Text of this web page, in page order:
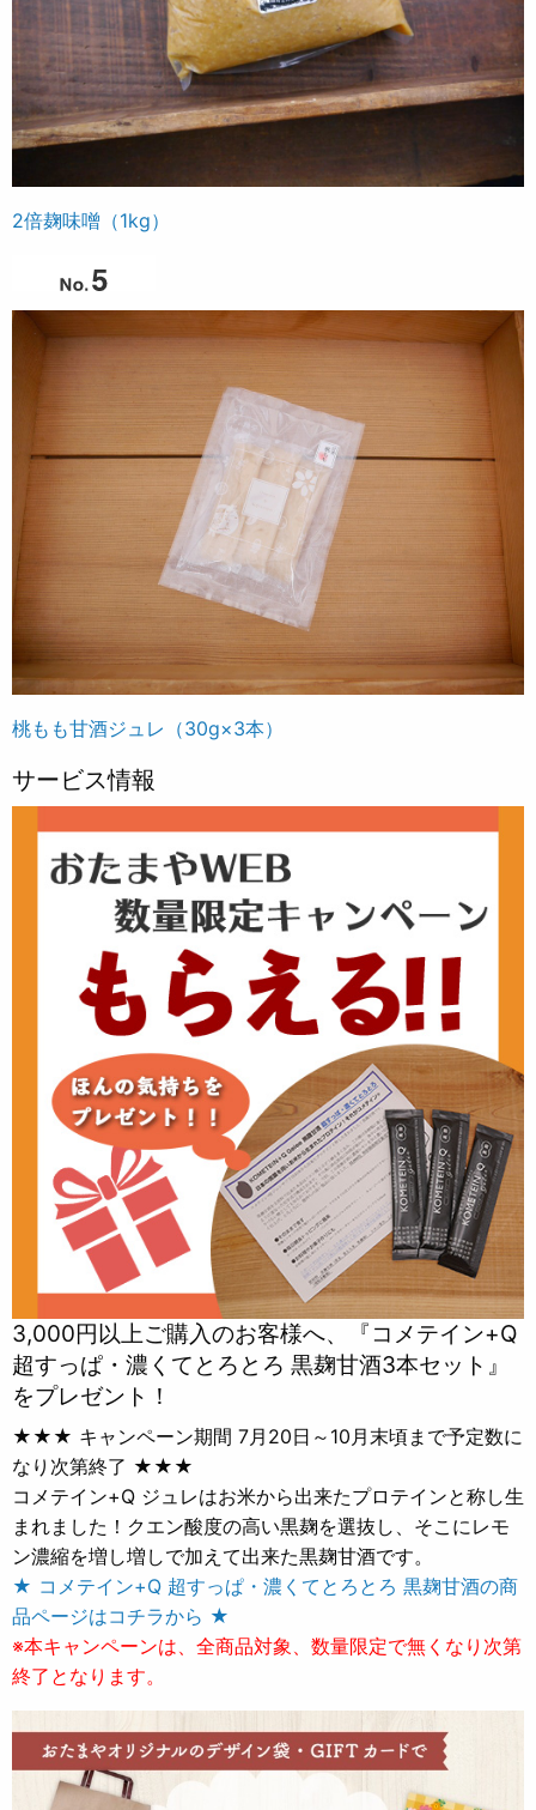
2倍麹味噌（1kg）
桃もも甘酒ジュレ（30g×3本）
サービス情報
3,000円以上ご購入のお客様へ、『コメテイン+Q
超すっぱ・濃くてとろとろ 黒麹甘酒3本セット』
をプレゼント！
★★★ キャンペーン期間 7月20日～10月末頃まで予定数に
なり次第終了 ★★★
コメテイン+Q ジュレはお米から出来たプロテインと称し生
まれました！クエン酸度の高い黒麹を選抜し、そこにレモ
ン濃縮を増し増しで加えて出来た黒麹甘酒です。
★ コメテイン+Q 超すっぱ・濃くてとろとろ 黒麹甘酒の商
品ページはコチラから ★
※本キャンペーンは、全商品対象、数量限定で無くなり次第
終了となります。